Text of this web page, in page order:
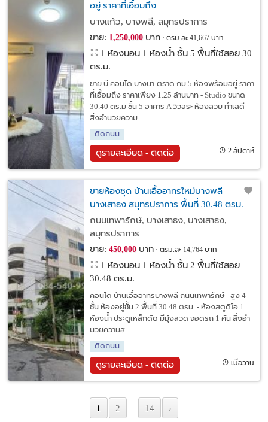
อยู่ ราคาที่เอื้อมถึง
บางแก้ว, บางพลี, สมุทรปราการ
ขาย: 1,250,000บาท ตรม.ละ 41,667 บาท
1 ห้องนอน 1 ห้องน้ำ ชั้น 5 พื้นที่ใช้สอย 30
ตร.ม.
ขาย บี คอนโด บางนา-ตราด กม.5 ห้องพร้อมอยู่ ราคา
ที่เอื้อมถึง ราคาเพียง 1.25 ล้านบาท - Studio ขนาด
30.40 ตร.ม ชั้น 5 อาคาร A วิวสระ ห้องสวย ทำเลดี -
สิ่งอำนวยความ
ติดถนน
ดูรายละเอียด - ติดต่อ 2 สัปดาห์
ขายห้องชุด บ้านเอื้ออาทรใหม่บางพลี
บางเสาธง สมุทรปราการ พื้นที่ 30.48 ตรม.
ถนนเทพารักษ์, บางเสาธง, บางเสาธง,
สมุทรปราการ
ขาย: 450,000บาท ตรม.ละ 14,764 บาท
1 ห้องนอน 1 ห้องน้ำ ชั้น 2 พื้นที่ใช้สอย
30.48 ตร.ม.
คอนโด บ้านเอื้ออาทรบางพลี ถนนเทพารักษ์ - สูง 4
ชั้น ห้องอยู่ชั้น 2 พื้นที่ 30.48 ตรม. - ห้องสตูดิโอ 1
ห้องน้ำ ประตูเหล็กดัด มีมุ้งลวด จอดรถ 1 คัน สิ่งอำ
นวยความส
ติดถนน
ดูรายละเอียด - ติดต่อ เมื่อวาน
1 2 ... 14 ›